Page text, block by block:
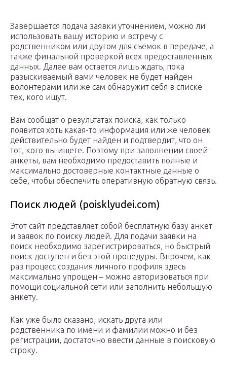
Завершается подача заявки уточнением, можно ли
использовать вашу историю и встречу с
родственником или другом для съемок в передаче, а
также финальной проверкой всех предоставленных
данных. Далее вам остается лишь ждать, пока
разыскиваемый вами человек не будет найден
волонтерами или же сам обнаружит себя в списке
тех, кого ищут.
Вам сообщат о результатах поиска, как только
появится хоть какая-то информация или же человек
действительно будет найден и подтвердит, что он
тот, кого вы ищете. Поэтому при заполнении своей
анкеты, вам необходимо предоставить полные и
максимально достоверные контактные данные о
себе, чтобы обеспечить оперативную обратную связь.
Поиск людей (poisklyudei.com)
Этот сайт представляет собой бесплатную базу анкет
и заявок по поиску людей. Для подачи заявки на
поиск необходимо зарегистрироваться, но быстрый
поиск доступен и без этой процедуры. Впрочем, как
раз процесс создания личного профиля здесь
максимально упрощен – можно авторизоваться при
помощи социальной сети или заполнить небольшую
анкету.
Как уже было сказано, искать друга или
родственника по имени и фамилии можно и без
регистрации, достаточно ввести данные в поисковую
строку.